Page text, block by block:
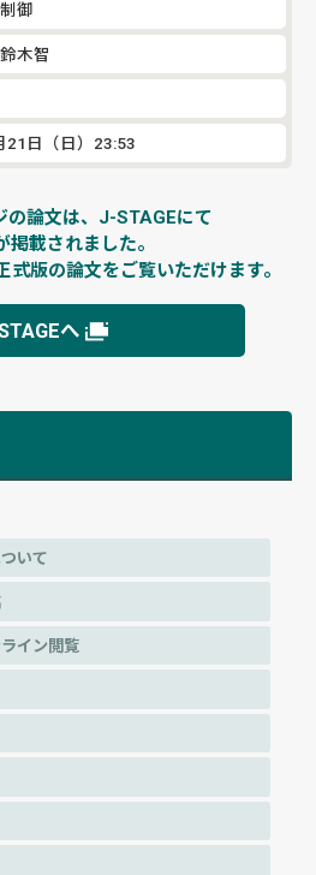
御
木智
21日（日）23:53
の論文は、J-STAGEにて
掲載されました。
式版の論文を ご覧いただけます。
へ
いて
イン閲覧